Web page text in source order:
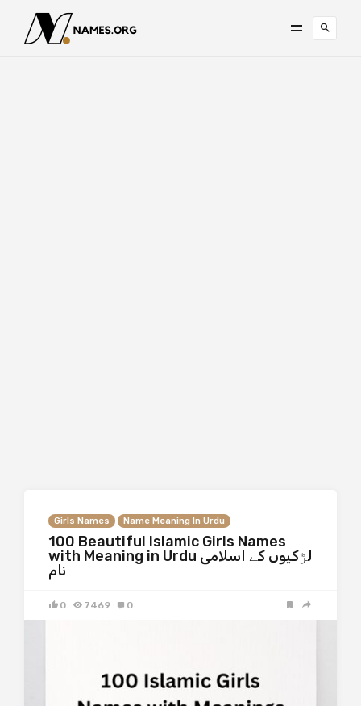
Girls Names Name Meaning In Urdu
100 Beautiful Islamic Girls Names
with Meaning in Urdu لڑکیوں کے اسلامی
نام
0 7469 0